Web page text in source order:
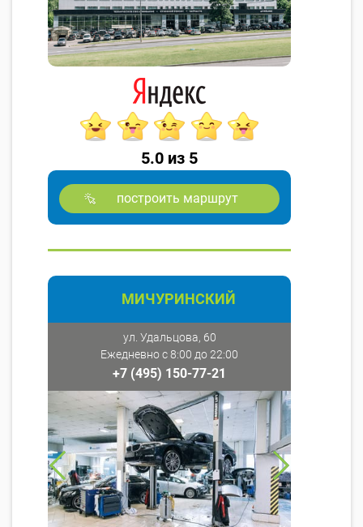
5.0 из 5
построить маршрут
МИЧУРИНСКИЙ
ул. Удальцова, 60
Ежедневно с 8:00 до 22:00
+7 (495) 150-77-21